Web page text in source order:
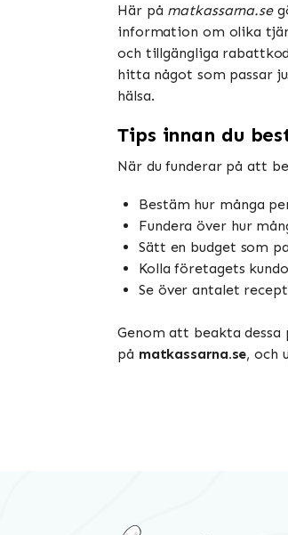
Här på matkassarna.se
information om olika
och tillgängliga
hitta något som passar
hälsa.
Tips innan du
När du funderar på att
Bestäm hur många
Fundera över hur
Sätt en budget som
Kolla företagets
Se över antalet
Genom att beakta dessa
på matkassarna.se, och